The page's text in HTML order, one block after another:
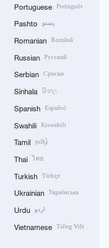
Portuguese Português
Pashto پښتو
Romanian Română
Russian Русский
Serbian Српски
Sinhala සිංහල
Spanish Español
Swahili Kiswahili
Tamil தமிழ்
Thai ไทย
Turkish Türkçe
Ukrainian Українська
Urdu اردو
Vietnamese Tiếng Việt